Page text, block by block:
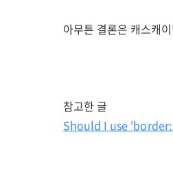
아무튼 결론은 캐스캐
참고한 글
Should I use